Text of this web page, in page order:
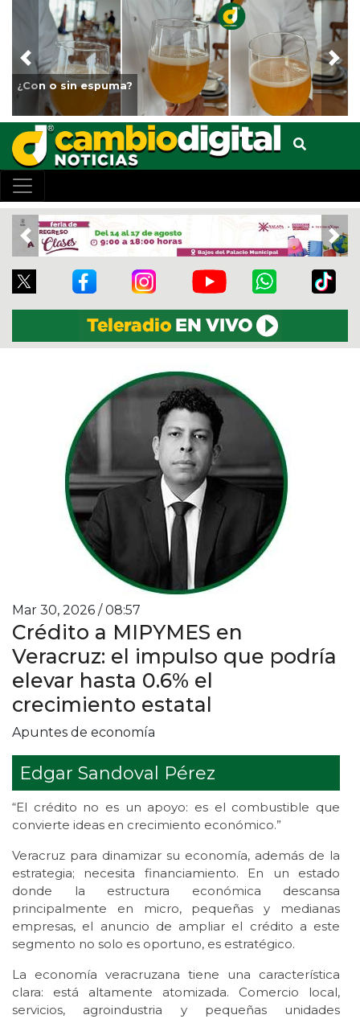
Fortalece Ayuntamiento de
animales del Parque Miguel
Previous
Previous
Mar 30, 2026 / 08:57
Crédito a MIPYMES en
Veracruz: el impulso que podría
elevar hasta 0.6% el
crecimiento estatal
Apuntes de economía
Edgar Sandoval Pérez
“El crédito no es un apoyo: es el combustible que
convierte ideas en crecimiento económico.”
Veracruz para dinamizar su economía, además de la
estrategia; necesita financiamiento. En un estado
donde la estructura económica descansa
principalmente en micro, pequeñas y medianas
empresas, el anuncio de ampliar el crédito a este
segmento no solo es oportuno, es estratégico.
La economía veracruzana tiene una característica
clara: está altamente atomizada. Comercio local,
servicios, agroindustria y pequeñas unidades